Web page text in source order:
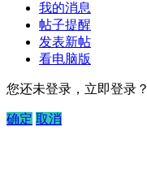
我的消息
帖子提醒
发表新帖
看电脑版
您还未登录，立即登录？
确定 取消